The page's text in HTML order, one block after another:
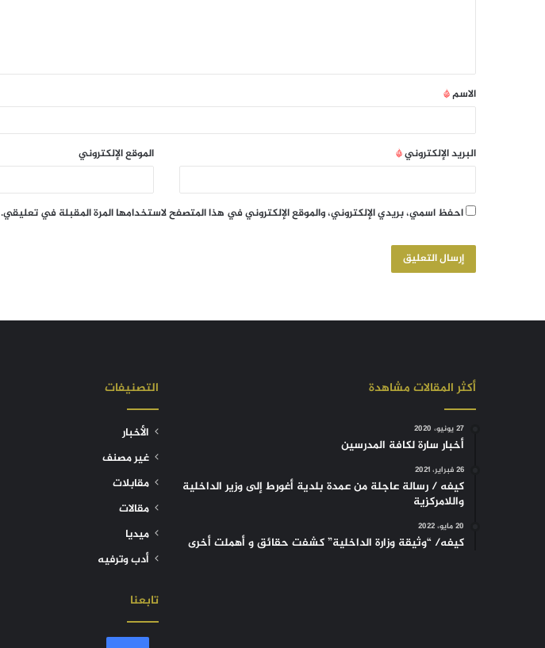
الاسم*
البريد الإلكتروني* الموقع الإلكتروني
احفظ اسمي، بريدي الإلكتروني، والموقع الإلكتروني في هذا المتصفح لاستخدامها المرة المقبلة في تعليقي.
أكثر المقالات مشاهدة
27 يونيو، 2020
أخبار سارة لكافة المدرسين
26 فبراير، 2021
كيفه / رسالة عاجلة من عمدة بلدية أغورط إلى وزير الداخلية
واللامركزية
20 مايو، 2022
كيفه/ “وثيقة وزارة الداخلية” كشفت حقائق و أهملت أخرى
التصنيفات
الأخبار
غير مصنف
مقابلات
مقالات
ميديا
أدب وترفيه
تابعنا